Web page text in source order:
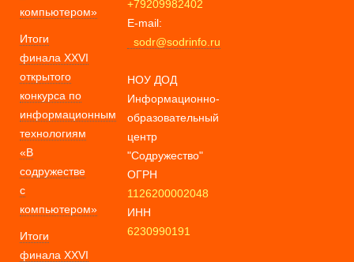
компьютером»
Итоги
финала XXVI
открытого
конкурса по
информационным
технологиям
«В
содружестве
с
компьютером»
Итоги
финала XXVI
+79209982402
E-mail:
sodr@sodrinfo.ru
НОУ ДОД
Информационно-
образовательный
центр
"Содружество"
ОГРН
1126200002048
ИНН
6230990191